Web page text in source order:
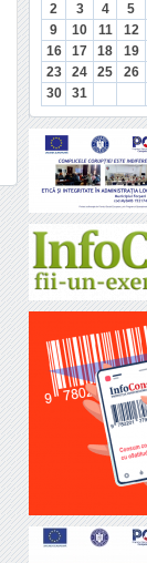
2
3 4 5
9
10 11 12
16
17 18 19
23
24 25 26
30
31